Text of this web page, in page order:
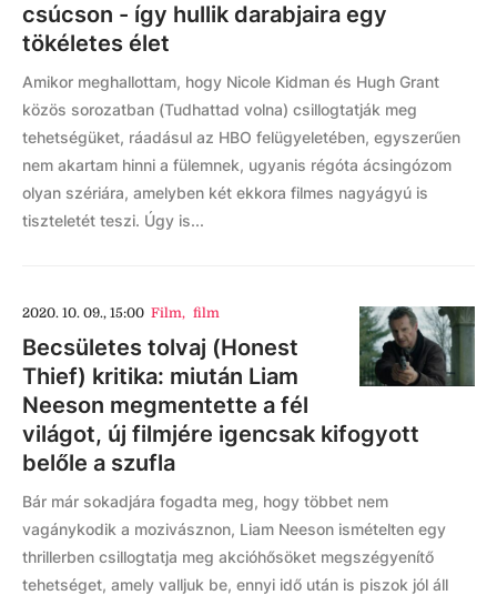
csúcson - így hullik darabjaira egy
tökéletes élet
Amikor meghallottam, hogy Nicole Kidman és Hugh Grant
közös sorozatban (Tudhattad volna) csillogtatják meg
tehetségüket, ráadásul az HBO felügyeletében, egyszerűen
nem akartam hinni a fülemnek, ugyanis régóta ácsingózom
olyan szériára, amelyben két ekkora filmes nagyágyú is
tiszteletét teszi. Úgy is...
2020. 10. 09., 15:00 Film, film
Becsületes tolvaj (Honest
Thief) kritika: miután Liam
Neeson megmentette a fél
világot, új filmjére igencsak kifogyott
belőle a szufla
Bár már sokadjára fogadta meg, hogy többet nem
vagánykodik a mozivásznon, Liam Neeson ismételten egy
thrillerben csillogtatja meg akcióhősöket megszégyenítő
tehetséget, amely valljuk be, ennyi idő után is piszok jól áll